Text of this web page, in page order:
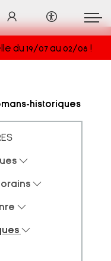
du 19/07 au 02/08 !
historiques